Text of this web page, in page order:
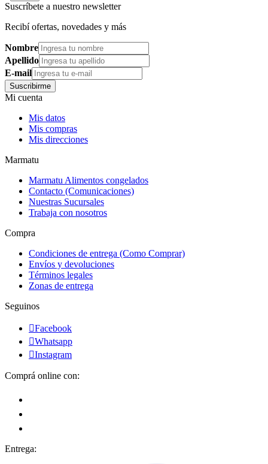
Suscríbete a nuestro newsletter
Recibí ofertas, novedades y más
Nombre
Apellido
E-mail
Suscribirme
Mi cuenta
Mis datos
Mis compras
Mis direcciones
Marmatu
Marmatu Alimentos congelados
Contacto (Comunicaciones)
Nuestras Sucursales
Trabaja con nosotros
Compra
Condiciones de entrega (Como Comprar)
Envíos y devoluciones
Términos legales
Zonas de entrega
Seguinos
Facebook
Whatsapp
Instagram
Comprá online con:
Entrega: